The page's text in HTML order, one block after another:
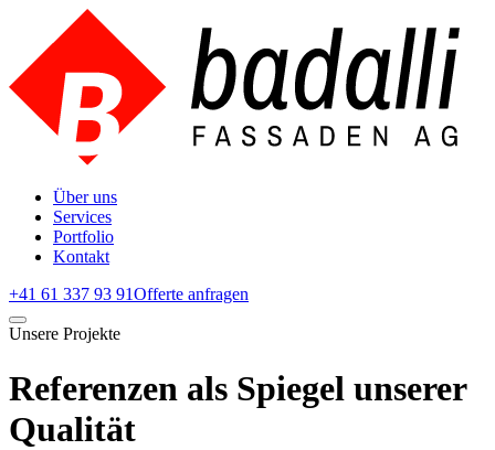
Über uns
Services
Portfolio
Kontakt
+41 61 337 93 91Offerte anfragen
Unsere Projekte
Referenzen als Spiegel unserer
Qualität